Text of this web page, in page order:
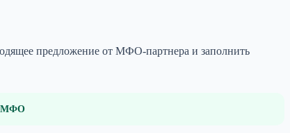
предложение от МФО-партнера и заполнить
МФО